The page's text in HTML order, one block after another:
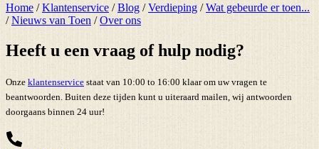
Home /Klantenservice /Blog /Verdieping /Wat gebeurde er toen...
/Nieuws van Toen /Over ons
Heeft u een vraag of hulp nodig?
Onze klantenservice staat van 10:00 to 16:00 klaar om uw vragen te
beantwoorden. Buiten deze tijden kunt u uiteraard mailen, wij antwoorden
doorgaans binnen 24 uur!